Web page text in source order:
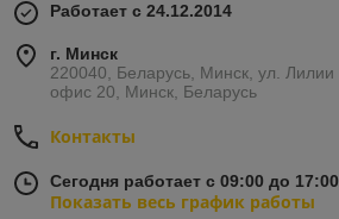
Работает с 24.12.2014
г. Минск
220040, Беларусь, Минск, ул. Лилии
офис 20, Минск, Беларусь
Контакты
Сегодня работает с 09:00 до 17:00
Показать весь график работы